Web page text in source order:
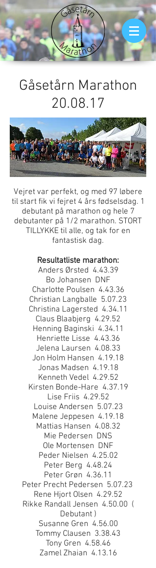
Gåsetårn Marathon
20.08.17
Vejret var perfekt, og med 97 løbere
til start fik vi fejret 4 års fødselsdag. 1
debutant på marathon og hele 7
debutanter på 1/2 marathon. STORT
TILLYKKE til alle, og tak for en
fantastisk dag.
Resultatliste marathon:
Anders Ørsted 4.43.39
Bo Johansen DNF
Charlotte Poulsen 4.43.36
Christian Langballe 5.07.23
Christina Lagersted 4.34.11
Claus Blaabjerg 4.29.52
Henning Baginski 4.34.11
Henriette Lisse 4.43.36
Jelena Laursen 4.08.33
Jon Holm Hansen 4.19.18
Jonas Madsen 4.19.18
Kenneth Vedel 4.29.52
Kirsten Bonde-Hare 4.37.19
Lise Friis 4.29.52
Louise Andersen 5.07.23
Malene Jeppesen 4.19.18
Mattias Hansen 4.08.32
Mie Pedersen DNS
Ole Mortensen DNF
Peder Nielsen 4.25.02
Peter Berg 4.48.24
Peter Grøn 4.36.11
Peter Precht Pedersen 5.07.23
Rene Hjort Olsen 4.29.52
Rikke Randall Jensen 4.50.00 (
Debutant )
Susanne Gren 4.56.00
Tommy Clausen 3.38.43
Tony Gren 4.58.46
Zamel Zhaian 4.13.16